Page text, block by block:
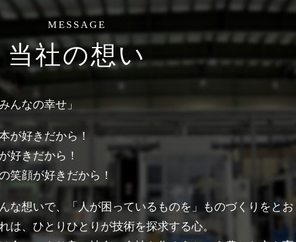
MESSAGE
当社の想い
みんなの幸せ」
が好きだから！
好きだから！
笑顔が好きだから！
な想いで、「人が困っているものを」ものづくりをとお
は、ひとりひとりが技術を探求する心。